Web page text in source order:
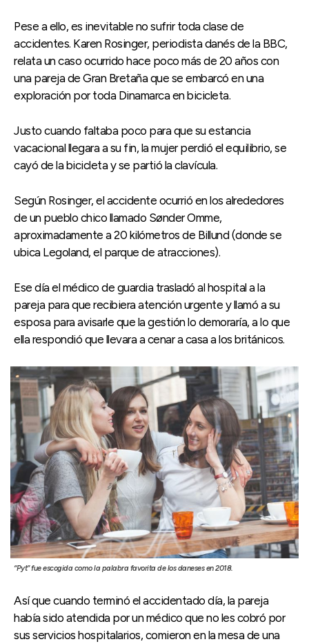
Pese a ello, es inevitable no sufrir toda clase de
accidentes. Karen Rosinger, periodista danés de la BBC,
relata un caso ocurrido hace poco más de 20 años con
una pareja de Gran Bretaña que se embarcó en una
exploración por toda Dinamarca en bicicleta.
Justo cuando faltaba poco para que su estancia
vacacional llegara a su fin, la mujer perdió el equilibrio, se
cayó de la bicicleta y se partió la clavícula.
Según Rosinger, el accidente ocurrió en los alrededores
de un pueblo chico llamado Sønder Omme,
aproximadamente a 20 kilómetros de Billund (donde se
ubica Legoland, el parque de atracciones).
Ese día el médico de guardia trasladó al hospital a la
pareja para que recibiera atención urgente y llamó a su
esposa para avisarle que la gestión lo demoraría, a lo que
ella respondió que llevara a cenar a casa a los británicos.
“Pyt” fue escogida como la palabra favorita de los daneses en 2018.
Así que cuando terminó el accidentado día, la pareja
había sido atendida por un médico que no les cobró por
sus servicios hospitalarios, comieron en la mesa de una